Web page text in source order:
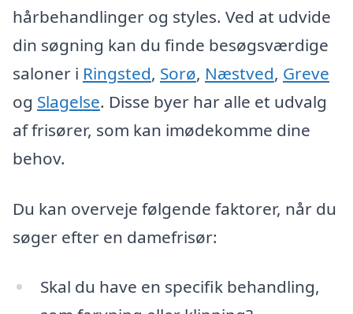
hårbehandlinger og styles. Ved at udvide
din søgning kan du finde besøgsværdige
saloner i Ringsted, Sorø, Næstved, Greve
og Slagelse. Disse byer har alle et udvalg
af frisører, som kan imødekomme dine
behov.
Du kan overveje følgende faktorer, når du
søger efter en damefrisør:
Skal du have en specifik behandling,